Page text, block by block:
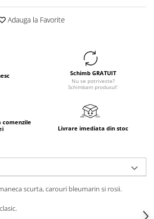
Adauga la Favorite
Schimb GRATUIT
Nu se potriveste?
Schimbam produsul!
comenzile
Livrare imediata din stoc
scurta, carouri bleumarin si rosii.